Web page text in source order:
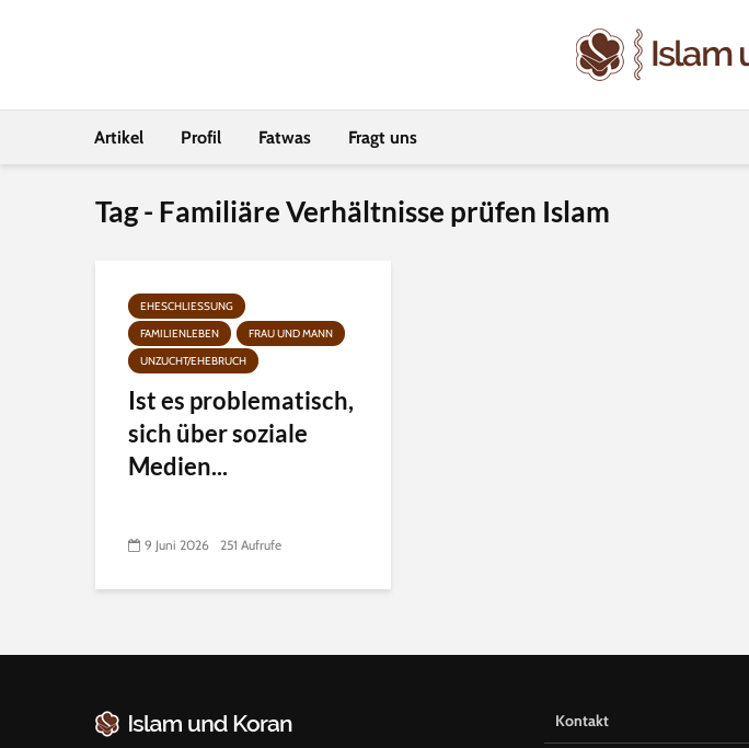
Artikel Profil Fatwas Fragt uns
Tag - Familiäre Verhältnisse prüfen Islam
EHESCHLIESSUNG
FAMILIENLEBEN
FRAU UND MANN
UNZUCHT/EHEBRUCH
Ist es problematisch,
sich über soziale
Medien...
9 Juni 2026 251 Aufrufe
Kontakt